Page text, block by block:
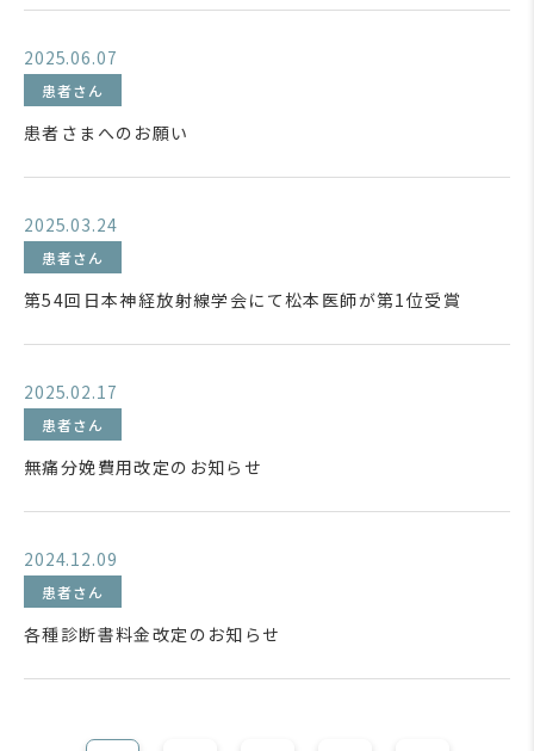
2025.06.07
患者さん
患者さまへのお願い
2025.03.24
患者さん
第54回日本神経放射線学会にて松本医師が第1位受賞
2025.02.17
患者さん
無痛分娩費用改定のお知らせ
2024.12.09
患者さん
各種診断書料金改定のお知らせ